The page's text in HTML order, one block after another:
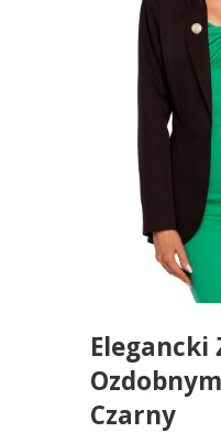
Elegancki
Czarny